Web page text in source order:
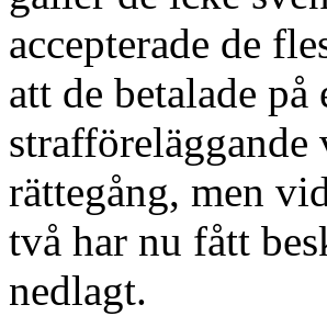
accepterade de
att de betalade
rättegång, men
två har nu fått
nedlagt.